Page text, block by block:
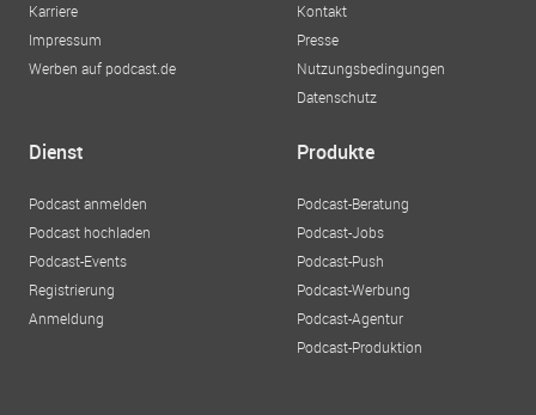
Karriere
Impressum
Werben auf podcast.de
Kontakt
Presse
Nutzungsbedingungen
Datenschutz
Dienst
Podcast anmelden
Podcast hochladen
Podcast-Events
Registrierung
Anmeldung
Produkte
Podcast-Beratung
Podcast-Jobs
Podcast-Push
Podcast-Werbung
Podcast-Agentur
Podcast-Produktion